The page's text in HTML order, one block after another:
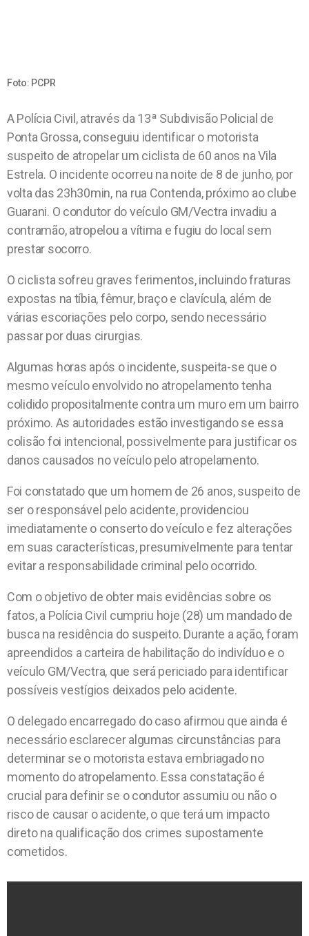
Foto: PCPR
A Polícia Civil, através da 13ª Subdivisão Policial de
Ponta Grossa, conseguiu identificar o motorista
suspeito de atropelar um ciclista de 60 anos na Vila
Estrela. O incidente ocorreu na noite de 8 de junho, por
volta das 23h30min, na rua Contenda, próximo ao clube
Guarani. O condutor do veículo GM/Vectra invadiu a
contramão, atropelou a vítima e fugiu do local sem
prestar socorro.
O ciclista sofreu graves ferimentos, incluindo fraturas
expostas na tíbia, fêmur, braço e clavícula, além de
várias escoriações pelo corpo, sendo necessário
passar por duas cirurgias.
Algumas horas após o incidente, suspeita-se que o
mesmo veículo envolvido no atropelamento tenha
colidido propositalmente contra um muro em um bairro
próximo. As autoridades estão investigando se essa
colisão foi intencional, possivelmente para justificar os
danos causados no veículo pelo atropelamento.
Foi constatado que um homem de 26 anos, suspeito de
ser o responsável pelo acidente, providenciou
imediatamente o conserto do veículo e fez alterações
em suas características, presumivelmente para tentar
evitar a responsabilidade criminal pelo ocorrido.
Com o objetivo de obter mais evidências sobre os
fatos, a Polícia Civil cumpriu hoje (28) um mandado de
busca na residência do suspeito. Durante a ação, foram
apreendidos a carteira de habilitação do indivíduo e o
veículo GM/Vectra, que será periciado para identificar
possíveis vestígios deixados pelo acidente.
O delegado encarregado do caso afirmou que ainda é
necessário esclarecer algumas circunstâncias para
determinar se o motorista estava embriagado no
momento do atropelamento. Essa constatação é
crucial para definir se o condutor assumiu ou não o
risco de causar o acidente, o que terá um impacto
direto na qualificação dos crimes supostamente
cometidos.